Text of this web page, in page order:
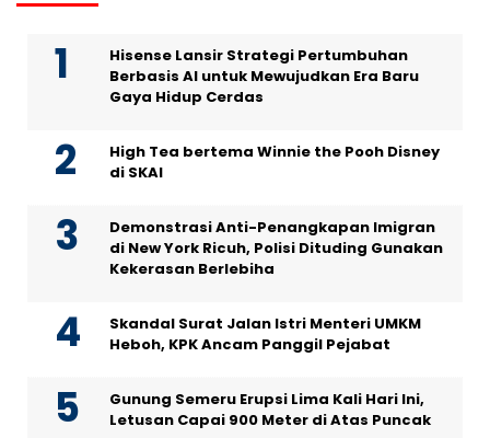
Hisense Lansir Strategi Pertumbuhan
Berbasis AI untuk Mewujudkan Era Baru
Gaya Hidup Cerdas
High Tea bertema Winnie the Pooh Disney
di SKAI
Demonstrasi Anti-Penangkapan Imigran
di New York Ricuh, Polisi Dituding Gunakan
Kekerasan Berlebiha
Skandal Surat Jalan Istri Menteri UMKM
Heboh, KPK Ancam Panggil Pejabat
Gunung Semeru Erupsi Lima Kali Hari Ini,
Letusan Capai 900 Meter di Atas Puncak